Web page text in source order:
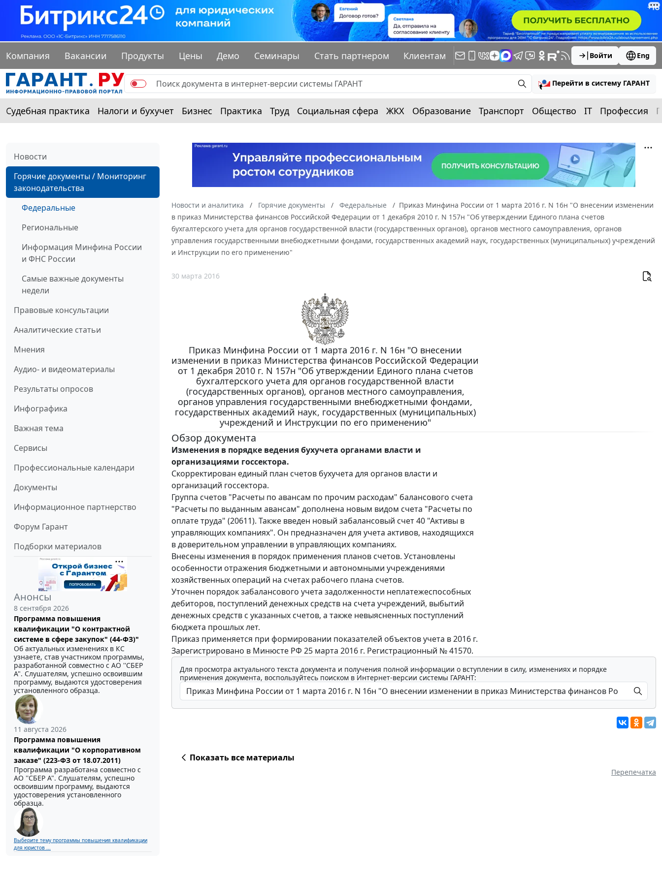
Компания Вакансии Продукты Цены Демо Семинары Стать партнером Клиентам Войти Eng
Перейти в систему ГАРАНТ
Судебная практика Налоги и бухучет Бизнес Практика Труд Социальная сфера ЖКХ Образование Транспорт Общество IT Профессия
Новости
Горячие документы / Мониторинг
законодательства
Федеральные
Региональные
Информация Минфина России
и ФНС России
Самые важные документы
недели
Правовые консультации
Аналитические статьи
Мнения
Аудио- и видеоматериалы
Результаты опросов
Инфографика
Важная тема
Сервисы
Профессиональные календари
Документы
Информационное партнерство
Форум Гарант
Подборки материалов
Анонсы
8 сентября 2026
Программа повышения
квалификации "О контрактной
системе в сфере закупок" (44-ФЗ)"
Об актуальных изменениях в КС
узнаете, став участником программы,
разработанной совместно с АО ''СБЕР
А". Слушателям, успешно освоившим
программу, выдаются удостоверения
установленного образца.
11 августа 2026
Программа повышения
квалификации "О корпоративном
заказе" (223-ФЗ от 18.07.2011)
Программа разработана совместно с
АО ''СБЕР А". Слушателям, успешно
освоившим программу, выдаются
удостоверения установленного
образца.
Выберите тему программы повышения квалификации
для юристов ...
Новости и аналитика Горячие документы Федеральные
Приказ Минфина России от 1 марта 2016 г. N 16н "О внесении изменении
в приказ Министерства финансов Российской Федерации от 1 декабря 2010 г. N 157н "Об утверждении Единого плана счетов
бухгалтерского учета для органов государственной власти (государственных органов), органов местного самоуправления, органов
управления государственными внебюджетными фондами, государственных академий наук, государственных (муниципальных) учреждений
и Инструкции по его применению"
30 марта 2016
Приказ Минфина России от 1 марта 2016 г. N 16н "О внесении
изменении в приказ Министерства финансов Российской Федерации
от 1 декабря 2010 г. N 157н "Об утверждении Единого плана счетов
бухгалтерского учета для органов государственной власти
(государственных органов), органов местного самоуправления,
органов управления государственными внебюджетными фондами,
государственных академий наук, государственных (муниципальных)
учреждений и Инструкции по его применению"
Обзор документа
Изменения в порядке ведения бухучета органами власти и
организациями госсектора.
Скорректирован единый план счетов бухучета для органов власти и
организаций госсектора.
Группа счетов "Расчеты по авансам по прочим расходам" балансового счета
"Расчеты по выданным авансам" дополнена новым видом счета "Расчеты по
оплате труда" (20611). Также введен новый забалансовый счет 40 "Активы в
управляющих компаниях". Он предназначен для учета активов, находящихся
в доверительном управлении в управляющих компаниях.
Внесены изменения в порядок применения планов счетов. Установлены
особенности отражения бюджетными и автономными учреждениями
хозяйственных операций на счетах рабочего плана счетов.
Уточнен порядок забалансового учета задолженности неплатежеспособных
дебиторов, поступлений денежных средств на счета учреждений, выбытий
денежных средств с указанных счетов, а также невыясненных поступлений
бюджета прошлых лет.
Приказ применяется при формировании показателей объектов учета в 2016 г.
Зарегистрировано в Минюсте РФ 25 марта 2016 г. Регистрационный № 41570.
Для просмотра актуального текста документа и получения полной информации о вступлении в силу, изменениях и порядке
применения документа, воспользуйтесь поиском в Интернет-версии системы ГАРАНТ:
Показать все материалы
Перепечатка